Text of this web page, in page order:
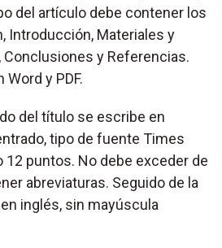
del artículo debe contener los
Introducción, Materiales y
Conclusiones y Referencias.
y PDF.
del título se escribe en
tipo de fuente Times
12 puntos. No debe exceder de
abreviaturas. Seguido de la
inglés, sin mayúscula